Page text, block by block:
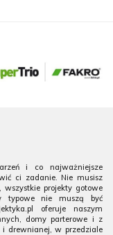
i co najważniejsze
ci zadanie. Nie musisz
projekty gotowe
typowe nie muszą być
oferuje naszym
domy parterowe i z
drewnianej, w przedziale